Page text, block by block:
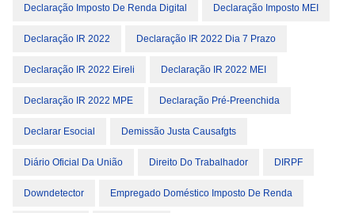
Declaração Imposto De Renda Digital Declaração Imposto MEI
Declaração IR 2022 Declaração IR 2022 Dia 7 Prazo
Declaração IR 2022 Eireli Declaração IR 2022 MEI
Declaração IR 2022 MPE Declaração Pré-Preenchida
Declarar Esocial Demissão Justa Causafgts
Diário Oficial Da União Direito Do Trabalhador DIRPF
Downdetector Empregado Doméstico Imposto De Renda